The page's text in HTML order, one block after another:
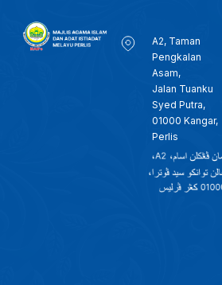
A2, Taman
Pengkalan
Asam,
Jalan Tuanku
Syed Putra,
01000 Kangar,
Perlis